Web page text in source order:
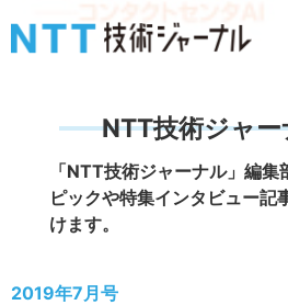
新着情報
NTT技術ジャ
「NTT技術ジャーナル」編集
ピックや特集インタビュー記
けます。
2019年7月号